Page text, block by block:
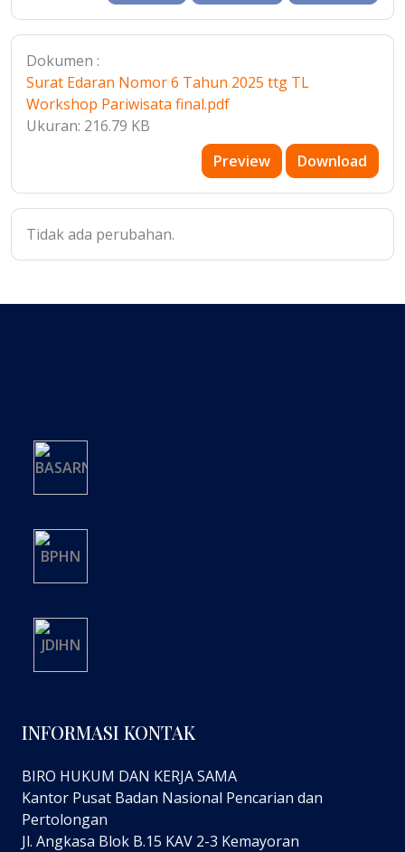
Dokumen :
Surat Edaran Nomor 6 Tahun 2025 ttg TL
Workshop Pariwisata final.pdf
Ukuran: 216.79 KB
Preview
Download
Tidak ada perubahan.
INFORMASI KONTAK
BIRO HUKUM DAN KERJA SAMA
Kantor Pusat Badan Nasional Pencarian dan
Pertolongan
Jl. Angkasa Blok B.15 KAV 2-3 Kemayoran